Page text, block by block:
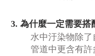
3. 為什麼一定需要搭
水中汙染物除
管道中更含有